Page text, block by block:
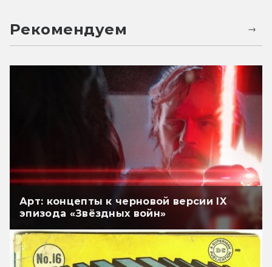
Рекомендуем
Арт: концепты к черновой версии IX
эпизода «Звёздных войн»